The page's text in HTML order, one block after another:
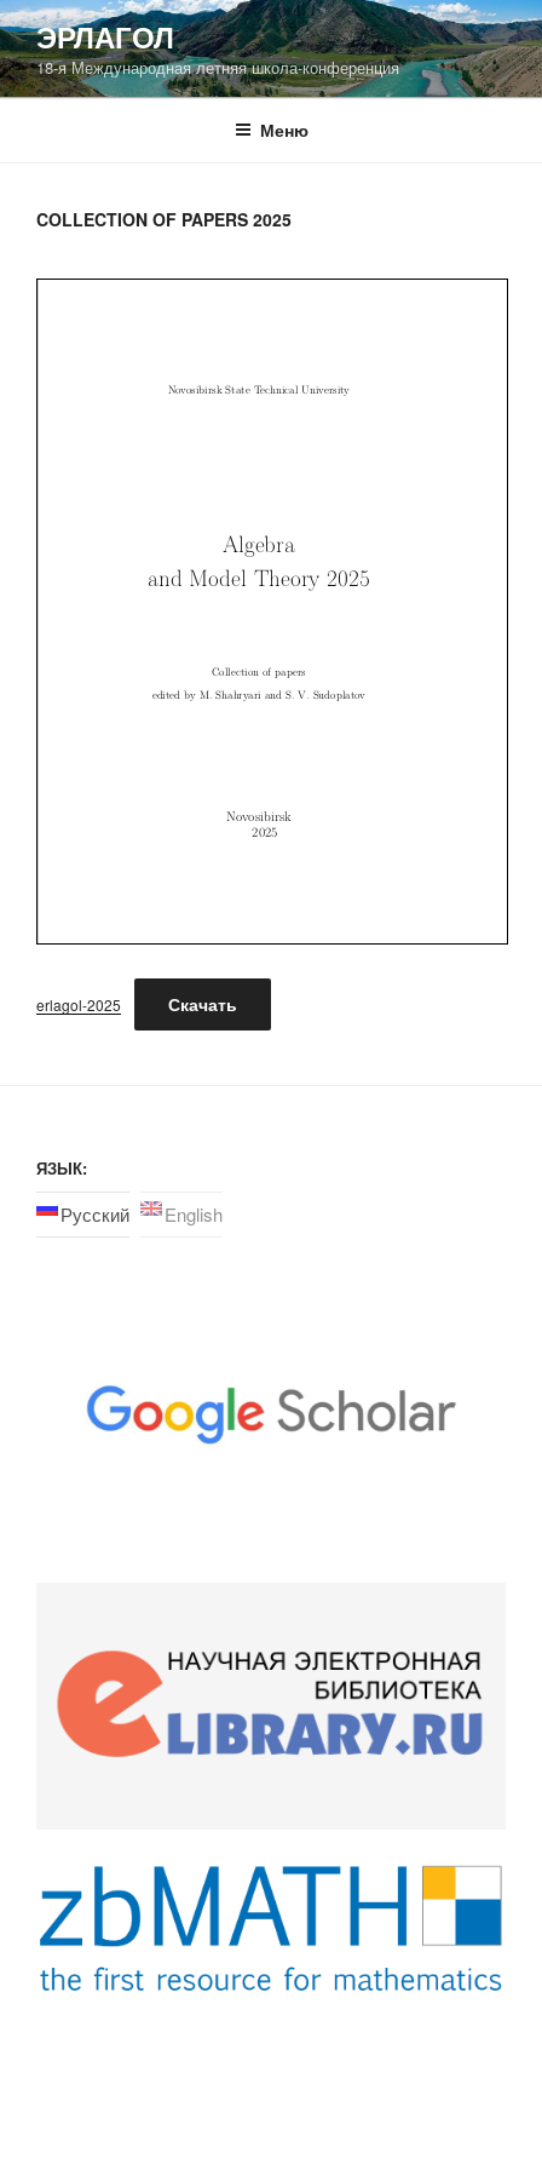
Перейти
к
содержимому
ЭРЛАГОЛ
18-я Международная летняя школа-конференция
Меню
COLLECTION OF PAPERS 2025
erlagol-2025 Скачать
ЯЗЫК:
Русский English